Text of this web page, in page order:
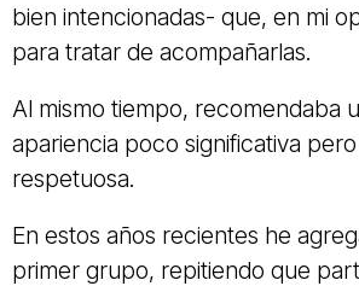
bien intencionadas- que, en mi
para tratar de acompañarlas.
Al mismo tiempo, recomendaba
apariencia poco significativa
respetuosa.
En estos años recientes he
primer grupo, repitiendo que